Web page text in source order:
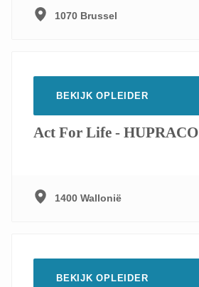
1070 Brussel
BEKIJK OPLEIDER
Act For Life - HUPRACO
1400 Wallonië
BEKIJK OPLEIDER